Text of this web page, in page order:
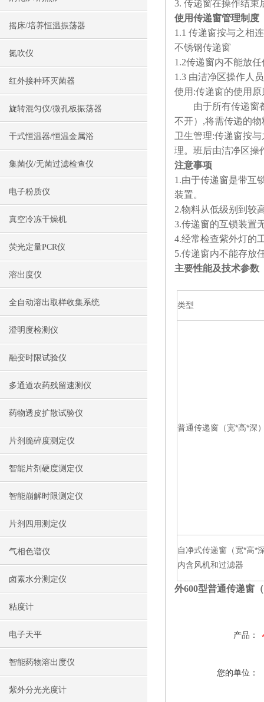
摇床/培养恒温振荡器
氮吹仪
红外接种环灭菌器
旋转混匀仪/微孔板振荡器
干式恒温器/恒温金属浴
集菌仪/无菌过滤检查仪
电子粉质仪
真空冷冻干燥机
荧光定量PCR仪
溶出度仪
全自动溶出取样收集系统
澄明度检测仪
融变时限试验仪
多通道农药残留速测仪
药物透皮扩散试验仪
片剂脆碎度测定仪
智能片剂硬度测定仪
智能崩解时限测定仪
片剂四用测定仪
气相色谱仪
卤素水分测定仪
粘度计
电子天平
智能药物溶出度仪
紫外分光光度计
3. 传递窗在操作结束
使用传递窗管理制度
1.1 传递窗按与之相
不锈钢传递窗
1.2传递窗内不能放
1.3 由洁净区操作人
使用:传递窗的使用
由于所有传递窗都
不开）,将需传递的
卫生管理:传递窗按
理。班后由洁净区操
注意事项
1.由于传递窗是带互
装置。
2.物料从低级别到较
3.传递窗的互锁装置
4.经常检查紫外灯的
5.传递窗内不能存放
主要性能及技术参数
类型
普通传递窗（宽*高*深
自净式传递窗（宽*高*
内含风机和过滤器
外600型普通传递窗
产品：
您的单位：